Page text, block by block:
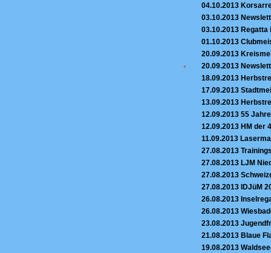
*
04.10.2013
03.10.2013
03.10.2013 Regatta
01.10.2013
20.09.2013
20.09.2013
18.09.2013
17.09.2013
13.09.2013
12.09.2013 55
12.09.2013 HM der
11.09.2013
27.08.2013
27.08.2013 LJM
27.08.2013
27.08.2013 IDJüM
26.08.2013
26.08.2013
23.08.2013
21.08.2013 Blaue
19.08.2013